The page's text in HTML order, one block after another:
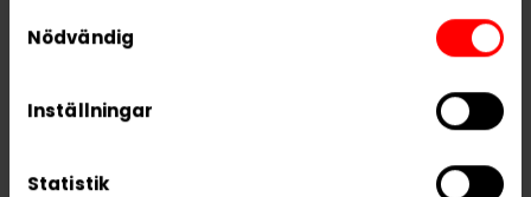
We work with
who may receive and
Nödvändig
Inställningar
Statistik
329,90 kr
32,99 kr /dosa